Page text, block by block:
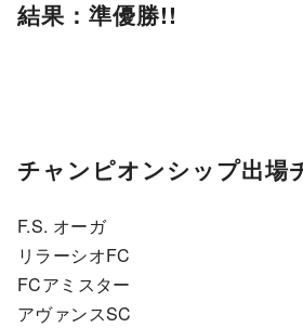
結果：準優勝!!
チャンピオンシップ出場
F.S. オーガ
リラーシオFC
FCアミスター
アヴァンスSC